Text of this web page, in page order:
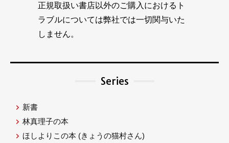
正規取扱い書店以外のご購入におけるト
ラブルについては弊社では一切関与いた
しません。
Series
新書
林真理子の本
ほしよりこの本 (きょうの猫村さん)